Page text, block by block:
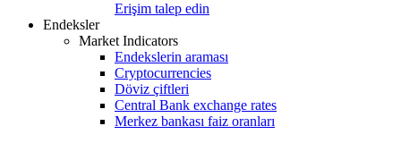
Erişim talep edin
Endeksler
Market Indicators
Endekslerin araması
Cryptocurrencies
Döviz çiftleri
Central Bank exchange rates
Merkez bankası faiz oranları